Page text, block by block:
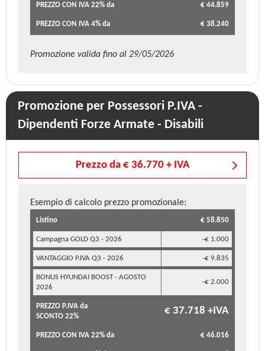
PREZZO CON IVA 22% da € 44.859
PREZZO CON IVA 4% da € 38.240
Promozione valida fino al 29/05/2026
Promozione per Possessori P.IVA -
Dipendenti Forze Armate - Disabili
Prezzo da € 36.770 + IVA
Esempio di calcolo prezzo promozionale:
Listino € 58.850
Campagna GOLD Q3 - 2026 -€ 1.000
VANTAGGIO P.IVA Q3 - 2026 -€ 9.835
BONUS HYUNDAI BOOST - AGOSTO
2026
-€ 2.000
PREZZO P.IVA da
SCONTO 22%
€ 37.718 +IVA
PREZZO CON IVA 22% da € 46.016